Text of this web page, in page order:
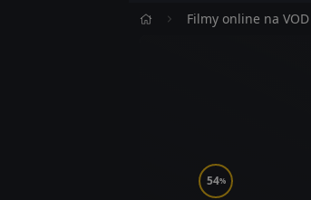
Filmy online na VOD
54%